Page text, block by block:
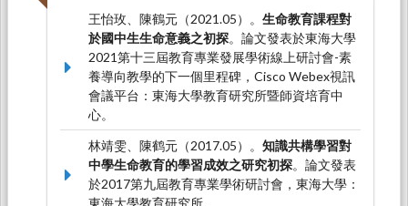
Walters, B. G. (2013.09). E-character education
among digital natives: Focusing on character
exemplars.Computers & Education, 67, 58-68.
王怡玫、陳鶴元（2021.05）。 生命教育課程對
於國中生生命意義之初探。論文發表於東海大學
2021第十三屆教育專業發展學術線上研討會-素
養導向教學的下一個里程碑，Cisco Webex視訊
會議平台：東海大學教育研究所暨師資培育中
心。
林靖雯、陳鹤元（2017.05）。 知識共構學習對
中學生命教育的學習成效之研究初探。論文發表
於2017第九屆教育專業學術研討會，東海大學：
東海大學教育研究所。